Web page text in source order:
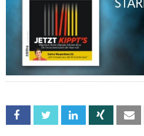
Facebook Twitter Linkedin Xing